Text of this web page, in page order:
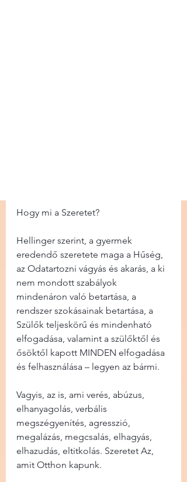
Hogy mi a Szeretet?
Hellinger szerint, a gyermek
eredendő szeretete maga a Hűség,
az Odatartozni vágyás és akarás, a ki
nem mondott szabályok
mindenáron való betartása, a
rendszer szokásainak betartása, a
Szülők teljeskörű és mindenható
elfogadása, valamint a szülőktől és
ősöktől kapott MINDEN elfogadása
és felhasználása – legyen az bármi.
Vagyis, az is, ami verés, abúzus,
elhanyagolás, verbális
megszégyenítés, agresszió,
megalázás, megcsalás, elhagyás,
elhazudás, eltitkolás. Szeretet Az,
amit Otthon kapunk.